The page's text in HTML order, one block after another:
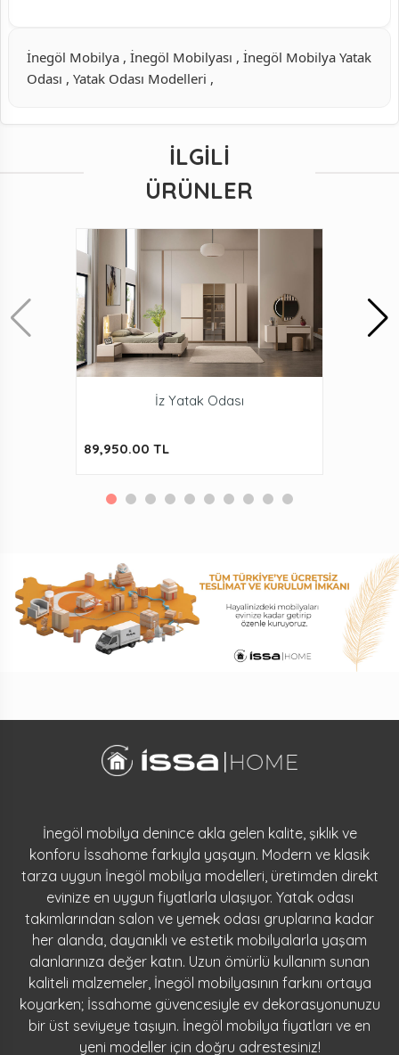
İnegöl Mobilya , İnegöl Mobilyası , İnegöl Mobilya Yatak
Odası , Yatak Odası Modelleri ,
İLGILI
ÜRÜNLER
İz Yatak Odası
89,950.00 TL
İnegöl mobilya denince akla gelen kalite, şıklık ve
konforu İssahome farkıyla yaşayın. Modern ve klasik
tarza uygun İnegöl mobilya modelleri, üretimden direkt
evinize en uygun fiyatlarla ulaşıyor. Yatak odası
takımlarından salon ve yemek odası gruplarına kadar
her alanda, dayanıklı ve estetik mobilyalarla yaşam
alanlarınıza değer katın. Uzun ömürlü kullanım sunan
kaliteli malzemeler, İnegöl mobilyasının farkını ortaya
koyarken; İssahome güvencesiyle ev dekorasyonunuzu
bir üst seviyeye taşıyın. İnegöl mobilya fiyatları ve en
yeni modeller için doğru adrestesiniz!